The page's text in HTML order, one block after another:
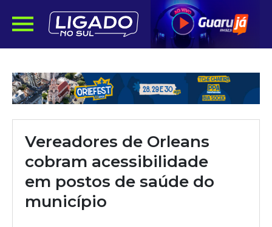
Vereadores de Orleans
cobram acessibilidade
em postos de saúde do
município